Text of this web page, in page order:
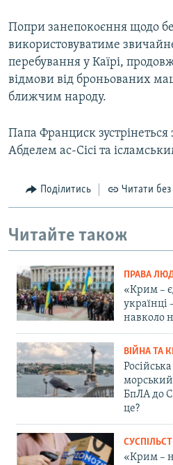
Попри занепокоєння щодо
використовуватиме
перебування у Каїрі,
відмови від броньованих
ближчим народу.
Папа Франциск
Абделем ас-Сісі та
Поділитись Читати без
Читайте також
ПРАВА
«Крим –
українці
навколо
ВІЙНА ТА
БпЛА до
це?
«Крим –